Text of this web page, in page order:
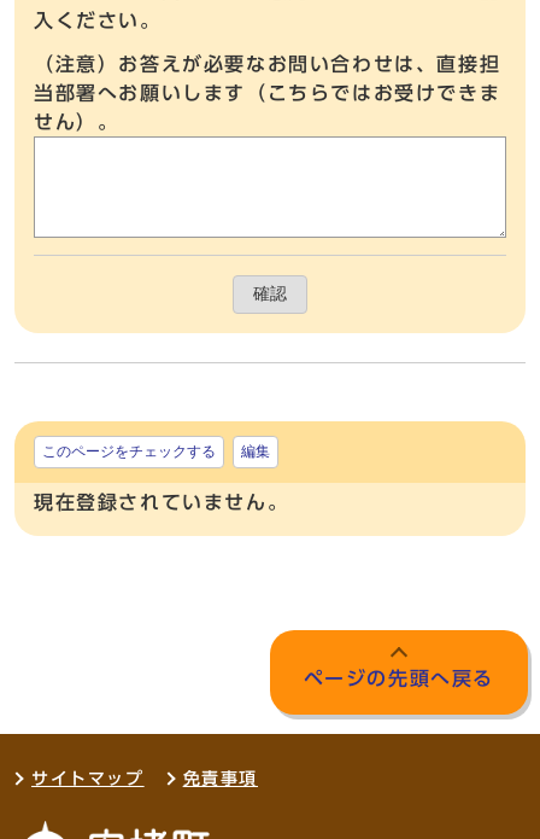
入ください。
（注意）お答えが必要なお問い合わせは、直接担
当部署へお願いします（こちらではお受けできま
せん）。
確認
このページをチェックする 編集
現在登録されていません。
ページの先頭へ戻る
サイトマップ 免責事項